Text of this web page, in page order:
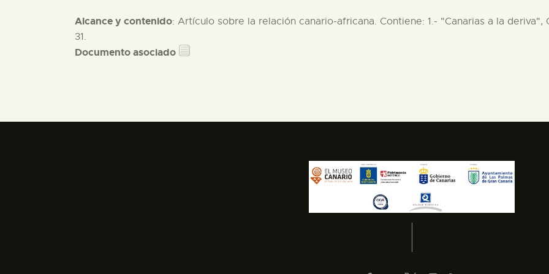
Alcance y contenido: Artículo sobre la relación canario-africana. Contiene: 1.- "Canarias a la deriva",
31.
Documento asociado